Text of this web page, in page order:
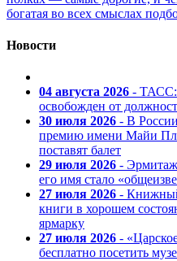
богатая во всех смыслах
Новости
04 августа 2026 - ТАСС:
освобожден от
30 июля 2026 - В
премию имени Майи
поставят балет
29 июля 2026 -
его имя стало
27 июля 2026 -
книги в хорошем
ярмарку
27 июля 2026 -
бесплатно посетить